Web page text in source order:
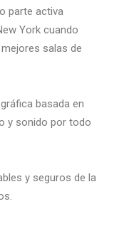
parte activa
York cuando
salas de
basada en
y sonido por todo
y seguros de la